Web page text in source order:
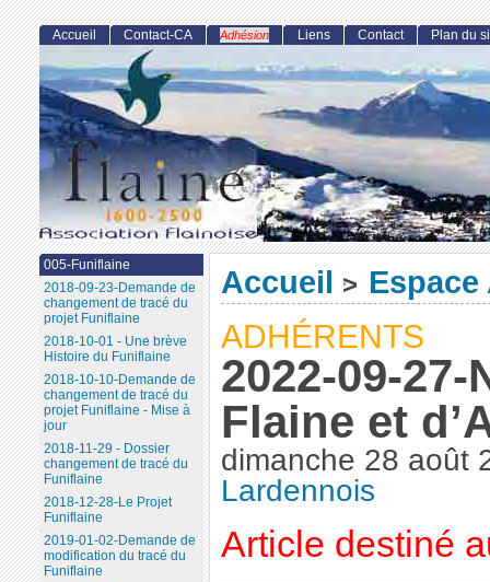
Accueil >
ADHÉRENTS
2022-09-
Flaine et
dimanche 28 août
Lardennois
Article destiné
Accueil Contact-CA Adhésion Liens Contact Plan du
005-Funiflaine
2018-09-23-Demande de
changement de tracé du
projet Funiflaine
2018-10-01 - Une brève
Histoire du Funiflaine
2018-10-10-Demande de
changement de tracé du
projet Funiflaine - Mise à
jour
2018-11-29 - Dossier
changement de tracé du
Funiflaine
2018-12-28-Le Projet
Funiflaine
2019-01-02-Demande de
modification du tracé du
Funiflaine